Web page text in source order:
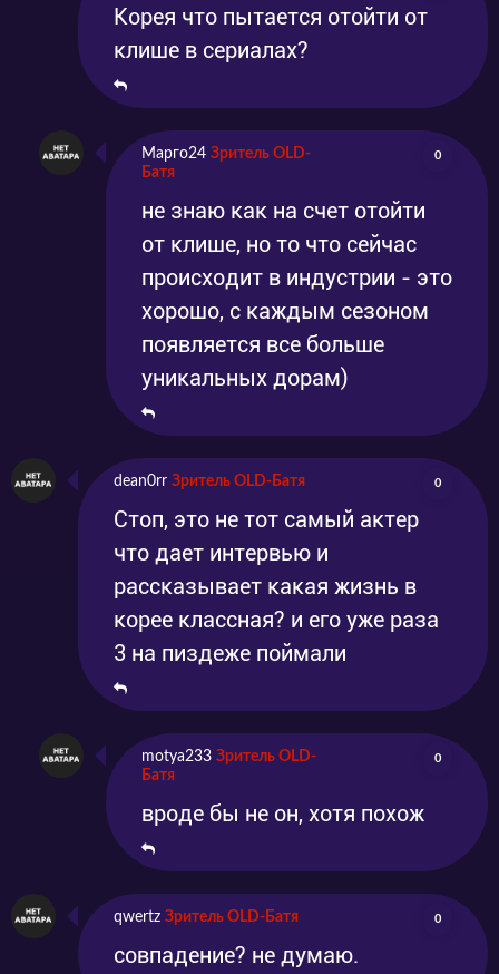
Корея что пытается отойти от
клише в сериалах?
Марго24 Зритель OLD-
Батя
0
не знаю как на счет отойти
от клише, но то что сейчас
происходит в индустрии - это
хорошо, с каждым сезоном
появляется все больше
уникальных дорам)
dean0rr Зритель OLD-Батя 0
Стоп, это не тот самый актер
что дает интервью и
рассказывает какая жизнь в
корее классная? и его уже раза
3 на пиздеже поймали
motya233 Зритель OLD-
Батя
0
вроде бы не он, хотя похож
qwertz Зритель OLD-Батя 0
совпадение? не думаю.